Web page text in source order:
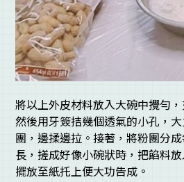
將以上外皮材料放入大碗中攪勻
然後用牙簽拮幾個透氣的小孔，
團，邊揉邊拉。接著，將粉團分
長，搓成好像小碗狀時，把餡料
擺放至紙托上便大功告成。